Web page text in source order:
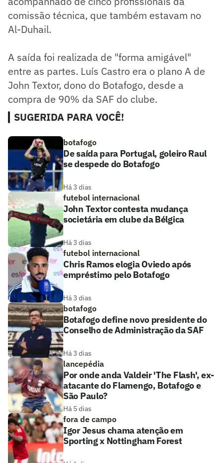
comissão técnica, que também estavam no
Al-Duhail.
A saída foi realizada de "forma amigável"
entre as partes. Luís Castro era o plano A de
John Textor, dono do Botafogo, desde a
compra de 90% da SAF do clube.
SUGERIDA PARA VOCÊ!
botafogo
De saída para Portugal, goleiro Raul
se despede do Botafogo
Há 3 dias
futebol internacional
John Textor contesta mudança
societária em clube da Bélgica
Há 3 dias
futebol internacional
Chris Ramos elogia Oviedo após
empréstimo pelo Botafogo
Há 3 dias
botafogo
Botafogo define novo presidente do
Conselho de Administração da SAF
Há 3 dias
lancepédia
Por onde anda Valdeir 'The Flash', ex-
atacante do Flamengo, Botafogo e
São Paulo?
Há 5 dias
fora de campo
Igor Jesus chama atenção em
Sporting x Nottingham Forest